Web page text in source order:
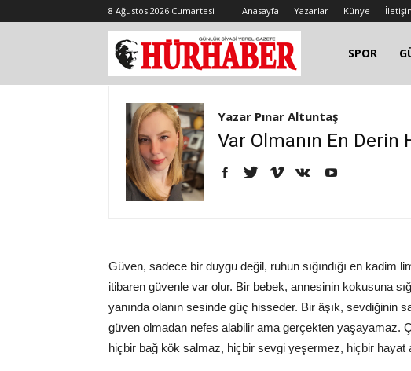
8 Ağustos 2026 Cumartesi Anasayfa Yazarlar Künye
SPOR
Yazar Pınar Altuntaş
Var Olmanın En Derin
Güven, sadece bir duygu değil, ruhun sığındığı en kadim
itibaren güvenle var olur. Bir bebek, annesinin kokusuna
yanında olanın sesinde güç hisseder. Bir âşık, sevdiğinin
güven olmadan nefes alabilir ama gerçekten yaşayamaz.
hiçbir bağ kök salmaz, hiçbir sevgi yeşermez, hiçbir hayat